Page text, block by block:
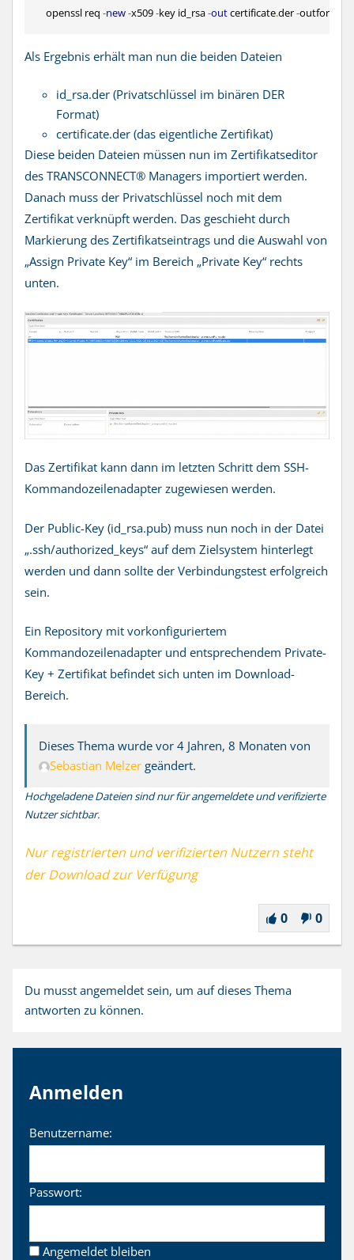
    openssl req
-new-x509 -key id_rsa -out certificate.der -outform
Als Ergebnis erhält man nun die beiden Dateien
id_rsa.der (Privatschlüssel im binären DER
Format)
certificate.der (das eigentliche Zertifikat)
Diese beiden Dateien müssen nun im Zertifikatseditor
des TRANSCONNECT® Managers importiert werden.
Danach muss der Privatschlüssel noch mit dem
Zertifikat verknüpft werden. Das geschieht durch
Markierung des Zertifikatseintrags und die Auswahl von
„Assign Private Key“ im Bereich „Private Key“ rechts
unten.
Das Zertifikat kann dann im letzten Schritt dem SSH-
Kommandozeilenadapter zugewiesen werden.
Der Public-Key (id_rsa.pub) muss nun noch in der Datei
„.ssh/authorized_keys“ auf dem Zielsystem hinterlegt
werden und dann sollte der Verbindungstest erfolgreich
sein.
Ein Repository mit vorkonfiguriertem
Kommandozeilenadapter und entsprechendem Private-
Key + Zertifikat befindet sich unten im Download-
Bereich.
Dieses Thema wurde vor 4 Jahren, 8 Monaten von
Sebastian Melzer geändert.
Hochgeladene Dateien sind nur für angemeldete und verifizierte
Nutzer sichtbar.
Nur registrierten und verifizierten Nutzern steht
der Download zur Verfügung
0 0
Du musst angemeldet sein, um auf dieses Thema
antworten zu können.
Anmelden
Benutzername:
Passwort:
Angemeldet bleiben